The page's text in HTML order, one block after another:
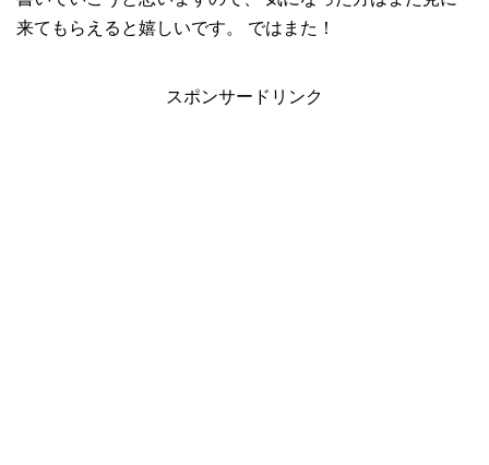
来てもらえると嬉しいです。 ではまた！
スポンサードリンク